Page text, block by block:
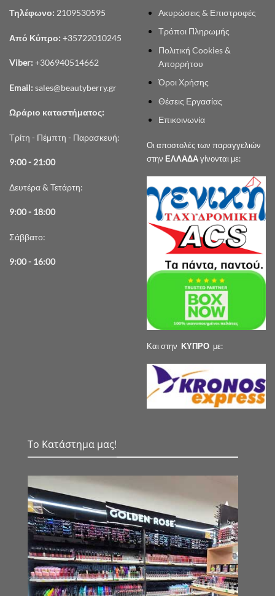
Τηλέφωνο: 2109530595
Από Κύπρο: +35722010245
Viber: +306940514662
Email: sales@beautyberry.gr
Ωράριο καταστήματος:
Τρίτη - Πέμπτη - Παρασκευή:
9:00 - 21:00
Δευτέρα & Τετάρτη:
9:00 - 18:00
Σάββατο:
9:00 - 16:00
Ακυρώσεις & Επιστροφές
Τρόποι Πληρωμής
Πολιτική Cookies &
Απορρήτου
Όροι Χρήσης
Θέσεις Εργασίας
Επικοινωνία
Οι αποστολές των παραγγελιών
στην ΕΛΛΑΔΑγίνονται με:
Και στην ΚΥΠΡΟ με:
Το Κατάστημα μας!